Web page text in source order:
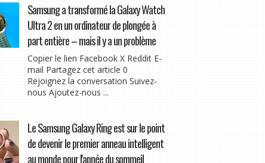
Samsung a transformé la Galaxy Watch
Ultra 2 en un ordinateur de plongée à
part entière – mais il y a un problème
Copier le lien Facebook X Reddit E-
mail Partagez cet article 0
Rejoignez la conversation Suivez-
nous Ajoutez-nous ...
Le Samsung Galaxy Ring est sur le point
de devenir le premier anneau intelligent
au monde pour l'apnée du sommeil